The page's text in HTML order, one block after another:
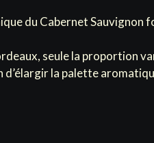
du Cabernet Sauvignon
seule la proportion
d’élargir la palette